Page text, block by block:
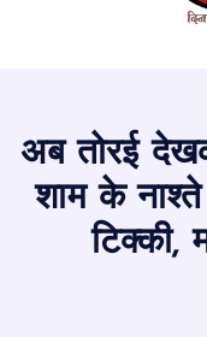
अब तोरई
शाम के
टिक्की,